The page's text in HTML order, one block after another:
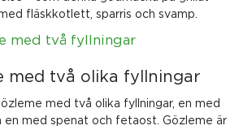
fläskkotlett, sparris och svamp.
med två olika fyllningar
med två olika fyllningar, en med
en med spenat och fetaost. Gözleme är